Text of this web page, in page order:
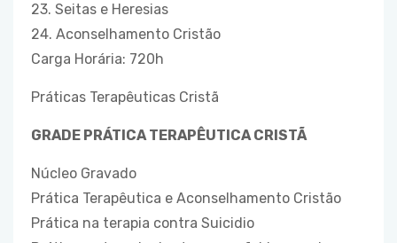
23. Seitas e Heresias
24. Aconselhamento Cristão
Carga Horária: 720h
Práticas Terapêuticas Cristã
GRADE PRÁTICA TERAPÊUTICA CRISTÃ
Núcleo Gravado
Prática Terapêutica e Aconselhamento Cristão
Prática na terapia contra Suicidio